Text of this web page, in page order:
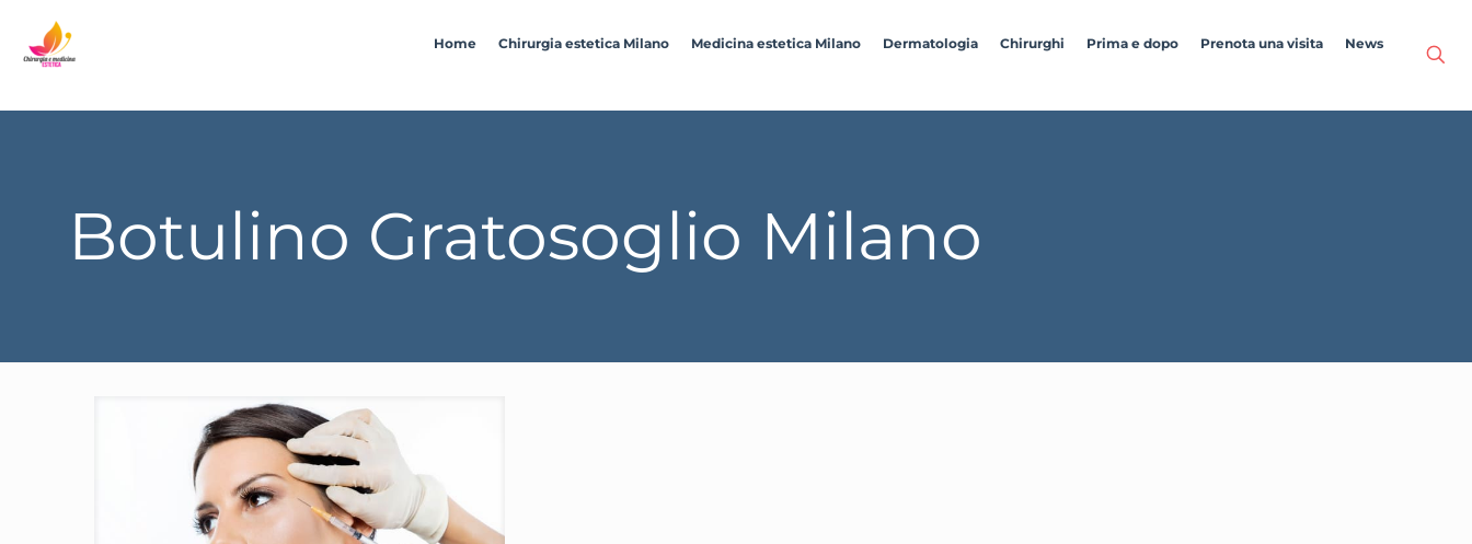
Home Chirurgia estetica Milano Medicina estetica Milano Dermatologia Chirurghi Prima e dopo Prenota una visita News
Botulino Gratosoglio Milano